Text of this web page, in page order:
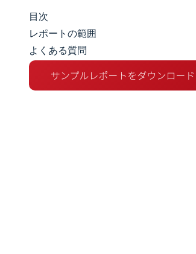
マーケットスナップショット
市場概要
主な市場動向
目次
レポートの範囲
よくある質問